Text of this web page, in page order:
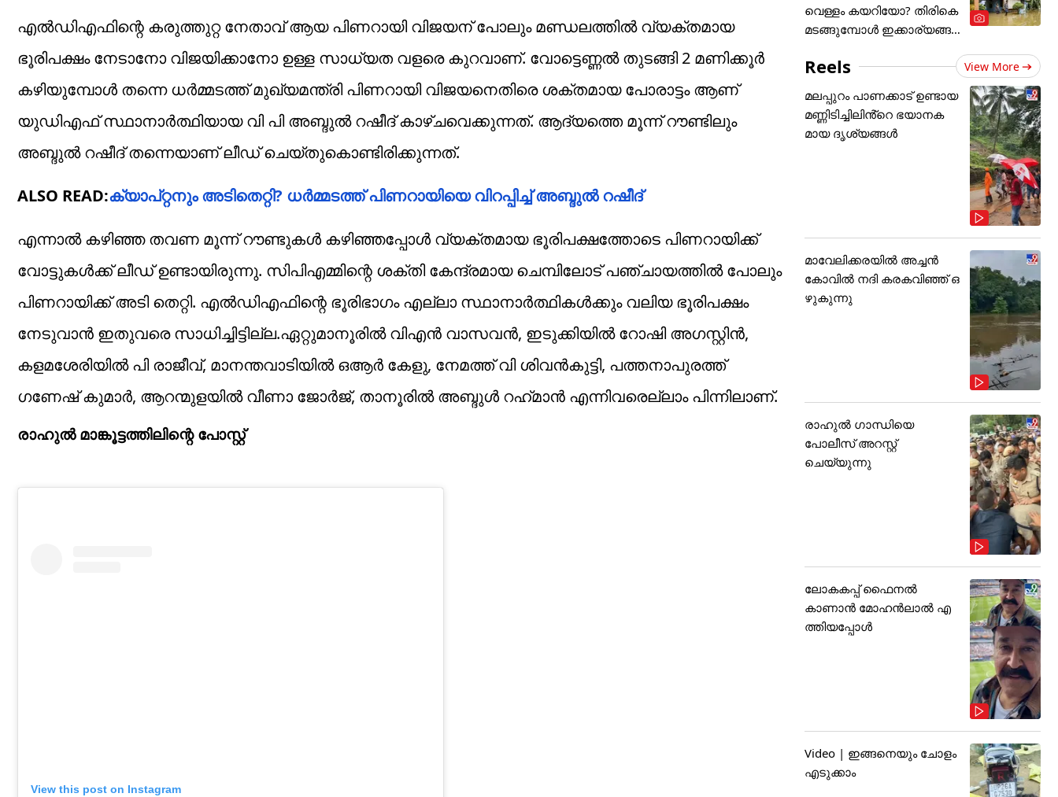
എൽഡിഎഫിന്റെ കരുത്തുറ്റ നേതാവ് ആയ പിണറായി വിജയന് പോലും മണ്ഡലത്തിൽ വ്യക്തമായ
ഭൂരിപക്ഷം നേടാനോ വിജയിക്കാനോ ഉള്ള സാധ്യത വളരെ കുറവാണ്. വോട്ടെണ്ണൽ തുടങ്ങി 2 മണിക്കൂർ
കഴിയുമ്പോൾ തന്നെ ധർമ്മടത്ത് മുഖ്യമന്ത്രി പിണറായി വിജയനെതിരെ ശക്തമായ പോരാട്ടം ആണ്
യുഡിഎഫ് സ്ഥാനാർത്ഥിയായ വി പി അബ്ദുൽ റഷീദ് കാഴ്ചവെക്കുന്നത്. ആദ്യത്തെ മൂന്ന് റൗണ്ടിലും
അബ്ദുൽ റഷീദ് തന്നെയാണ് ലീഡ് ചെയ്തുകൊണ്ടിരിക്കുന്നത്.
ALSO READ:ക്യാപ്റ്റനും അടിതെറ്റി? ധര്‍മ്മടത്ത് പിണറായിയെ വിറപ്പിച്ച് അബ്ദുല്‍ റഷീദ്‌
എന്നാൽ കഴിഞ്ഞ തവണ മൂന്ന് റൗണ്ടുകൾ കഴിഞ്ഞപ്പോൾ വ്യക്തമായ ഭൂരിപക്ഷത്തോടെ പിണറായിക്ക്
വോട്ടുകൾക്ക് ലീഡ് ഉണ്ടായിരുന്നു. സിപിഎമ്മിന്റെ ശക്തി കേന്ദ്രമായ ചെമ്പിലോട് പഞ്ചായത്തിൽ പോലും
പിണറായിക്ക് അടി തെറ്റി. എൽഡിഎഫിന്റെ ഭൂരിഭാഗം എല്ലാ സ്ഥാനാർത്ഥികൾക്കും വലിയ ഭൂരിപക്ഷം
നേടുവാൻ ഇതുവരെ സാധിച്ചിട്ടില്ല.ഏറ്റുമാനൂരില്‍ വിഎന്‍ വാസവന്‍, ഇടുക്കിയില്‍ റോഷി അഗസ്റ്റിന്‍,
കളമശേരിയില്‍ പി രാജീവ്, മാനന്തവാടിയില്‍ ഒആര്‍ കേളു, നേമത്ത് വി ശിവന്‍കുട്ടി, പത്തനാപുരത്ത്
ഗണേഷ് കുമാര്‍, ആറന്മുളയില്‍ വീണാ ജോര്‍ജ്, താനൂരില്‍ അബ്ദുള്‍ റഹ്‌മാന്‍ എന്നിവരെല്ലാം പിന്നിലാണ്.
രാഹുൽ മാങ്കൂട്ടത്തിലിന്റെ പോസ്റ്റ്
View this post on Instagram
വെള്ളം കയറിയോ? തിരികെ
മടങ്ങുമ്പോൾ ഇക്കാര്യങ്ങ
Reels View More
മലപ്പുറം പാണക്കാട് ഉണ്ടായ
മണ്ണിടിച്ചിലിൻ്റെ ഭയാനക
മായ ദൃശ്യങ്ങൾ
മാവേലിക്കരയിൽ അച്ചൻ
കോവിൽ നദി കരകവിഞ്ഞ് ഒ
ഴുകുന്നു
രാഹുൽ ഗാന്ധിയെ
പോലീസ് അറസ്റ്റ്
ചെയ്യുന്നു
ലോകകപ്പ് ഫൈനൽ
കാണാൻ മോഹൻലാൽ എ
ത്തിയപ്പോൾ
Video | ഇങ്ങനെയും ചോളം
എടുക്കാം